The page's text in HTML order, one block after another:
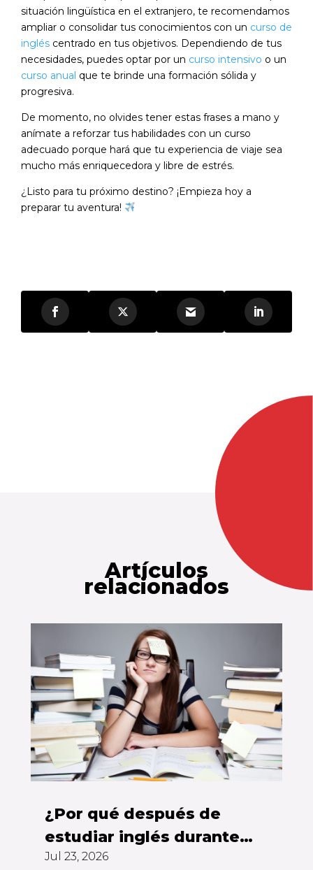
situación lingüística en el extranjero, te recomendamos
ampliar o consolidar tus conocimientos con un curso de
inglés centrado en tus objetivos. Dependiendo de tus
necesidades, puedes optar por un curso intensivo o un
curso anual que te brinde una formación sólida y
progresiva.
De momento, no olvides tener estas frases a mano y
anímate a reforzar tus habilidades con un curso
adecuado porque hará que tu experiencia de viaje sea
mucho más enriquecedora y libre de estrés.
¿Listo para tu próximo destino? ¡Empieza hoy a
preparar tu aventura!
Artículos
relacionados
¿Por qué después de
estudiar inglés durante
años todavía no puedes
Jul 23, 2026